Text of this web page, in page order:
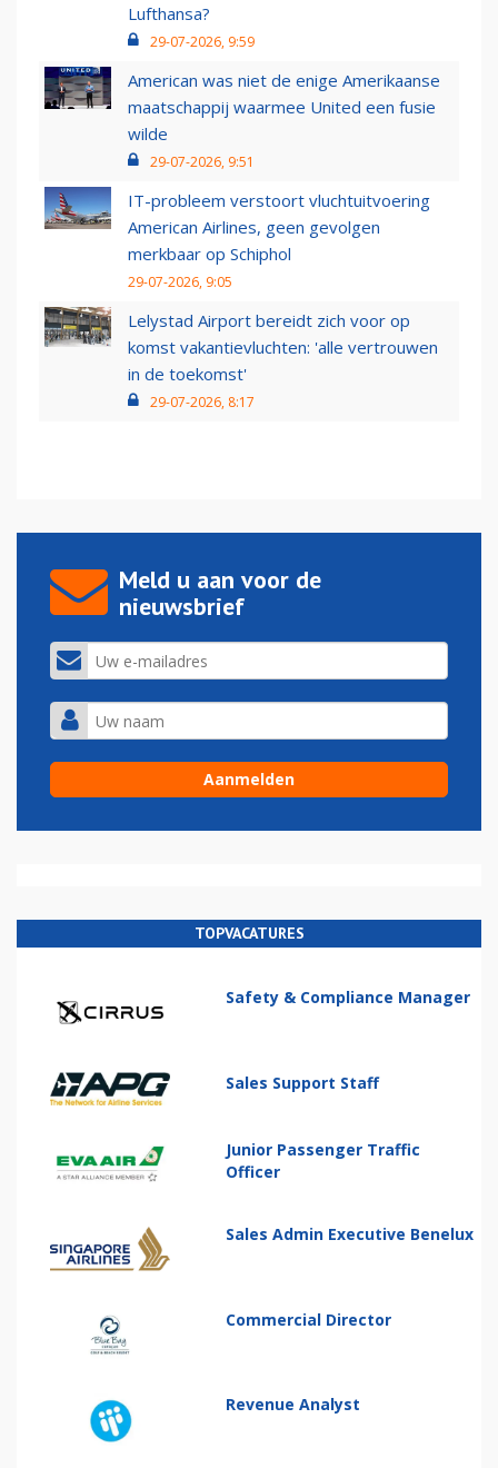
Lufthansa?
29-07-2026, 9:59
American was niet de enige Amerikaanse
maatschappij waarmee United een fusie
wilde
29-07-2026, 9:51
IT-probleem verstoort vluchtuitvoering
American Airlines, geen gevolgen
merkbaar op Schiphol
29-07-2026, 9:05
Lelystad Airport bereidt zich voor op
komst vakantievluchten: 'alle vertrouwen
in de toekomst'
29-07-2026, 8:17
Meld u aan voor de
nieuwsbrief
TOPVACATURES
Safety & Compliance Manager
Sales Support Staff
Junior Passenger Traffic
Officer
Sales Admin Executive Benelux
Commercial Director
Revenue Analyst